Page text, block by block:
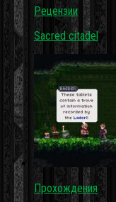
Рецензии
Sacred citadel
Прохождения